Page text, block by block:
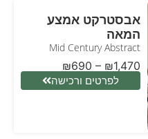
אבסטרקט אמצע
המאה
Mid Century Abstract
₪690 – ₪1,470
לפרטים ורכישה